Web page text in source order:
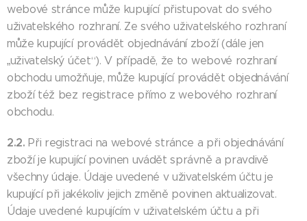
webové stránce může kupující přistupovat do svého
uživatelského rozhraní. Ze svého uživatelského rozhraní
může kupující provádět objednávání zboží (dále jen
„uživatelský účet“). V případě, že to webové rozhraní
obchodu umožňuje, může kupující provádět objednávání
zboží též bez registrace přímo z webového rozhraní
obchodu.
2.2.Při registraci na webové stránce a při objednávání
zboží je kupující povinen uvádět správně a pravdivě
všechny údaje. Údaje uvedené v uživatelském účtu je
kupující při jakékoliv jejich změně povinen aktualizovat.
Údaje uvedené kupujícím v uživatelském účtu a při